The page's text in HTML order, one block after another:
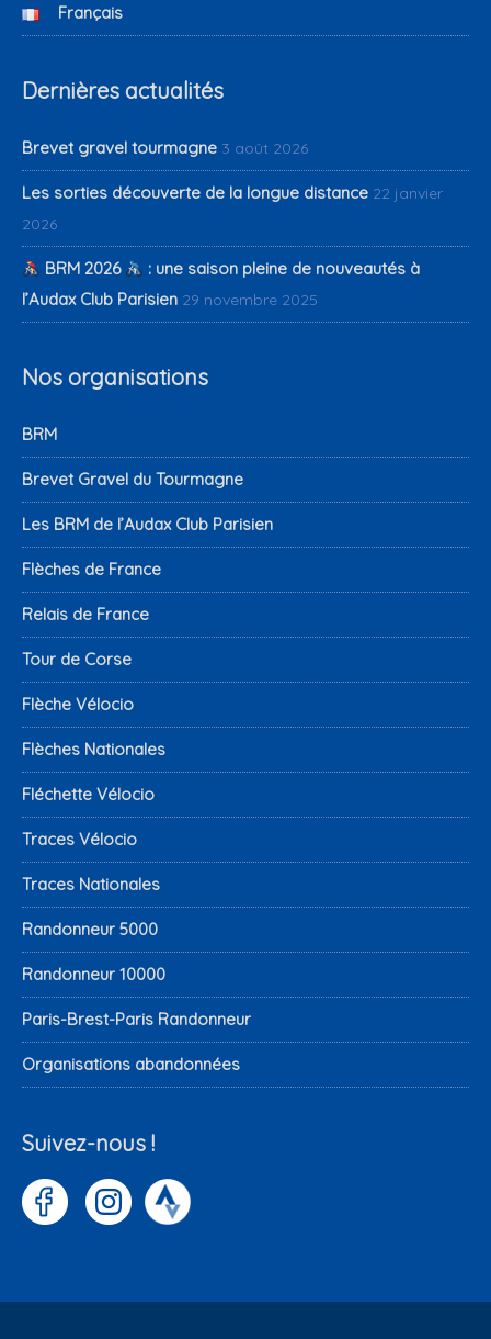
Français
Dernières actualités
Brevet gravel tourmagne 3 août 2026
Les sorties découverte de la longue distance 22 janvier
2026
BRM 2026
: une saison pleine de nouveautés à
l’Audax Club Parisien 29 novembre 2025
Nos organisations
BRM
Brevet Gravel du Tourmagne
Les BRM de l’Audax Club Parisien
Flèches de France
Relais de France
Tour de Corse
Flèche Vélocio
Flèches Nationales
Fléchette Vélocio
Traces Vélocio
Traces Nationales
Randonneur 5000
Randonneur 10000
Paris-Brest-Paris Randonneur
Organisations abandonnées
Suivez-nous !